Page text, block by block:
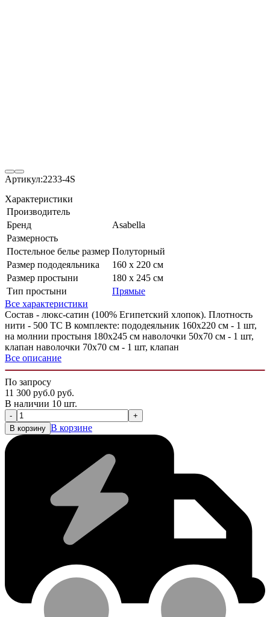
Артикул:2233-4S
Характеристики
Производитель
Бренд
Asabella
Размерность
Постельное белье размер Полуторный
Размер пододеяльника
160 х 220 см
Размер простыни
180 x 245 см
Тип простыни
Прямые
Все характеристики
Состав - люкс-сатин (100% Египетский хлопок). Плотность
нити - 500 ТС В комплекте: пододеяльник 160х220 см - 1 шт,
на молнии простыня 180х245 см наволочки 50х70 см - 1 шт,
клапан наволочки 70х70 см - 1 шт, клапан
Все описание
По запросу
11 300 руб.0 руб.
В наличии 10 шт.
-
+
В корзину В корзине